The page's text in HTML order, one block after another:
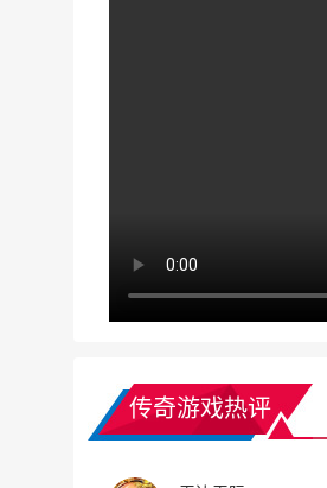
传奇游戏热评